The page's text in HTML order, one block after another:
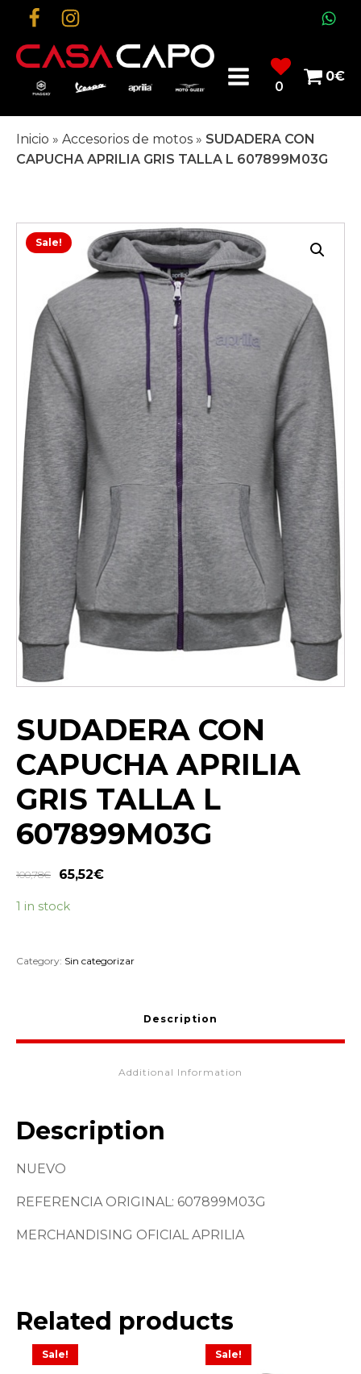
0
0€
Inicio » Accesorios de motos » SUDADERA CON
CAPUCHA APRILIA GRIS TALLA L 607899M03G
Sale!
SUDADERA CON
CAPUCHA APRILIA
GRIS TALLA L
607899M03G
100,78€ 65,52€
1 in stock
Category: Sin categorizar
Description
Additional Information
Description
NUEVO
REFERENCIA ORIGINAL: 607899M03G
MERCHANDISING OFICIAL APRILIA
Related products
Sale! Sale!